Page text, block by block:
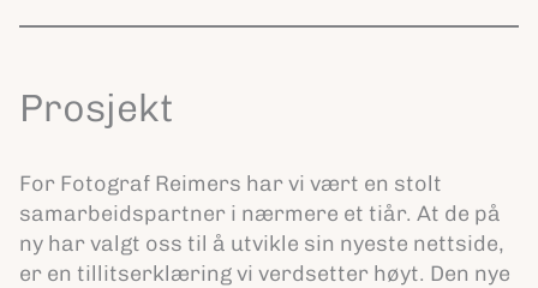
Prosjekt
For Fotograf Reimers har vi vært en stolt
samarbeidspartner i nærmere et tiår. At de på
ny har valgt oss til å utvikle sin nyeste nettside,
er en tillitserklæring vi verdsetter høyt. Den nye